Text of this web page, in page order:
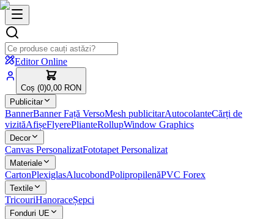
Editor Online
Coș (0)0,00 RON
Publicitar
BannerBanner Față VersoMesh publicitarAutocolanteCărți de
vizităAfișeFlyerePlianteRollupWindow Graphics
Decor
Canvas PersonalizatFototapet Personalizat
Materiale
CartonPlexiglasAlucobondPolipropilenăPVC Forex
Textile
TricouriHanoraceȘepci
Fonduri UE